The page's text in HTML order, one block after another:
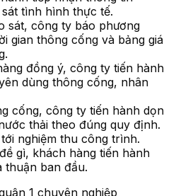
tình hình thực tế.
sát, công ty báo phương
gian thông cống và bảng giá
đồng ý, công ty tiến hành
dùng thông cống, nhân
cống, công ty tiến hành dọn
thải theo đúng quy định.
nghiệm thu công trình.
gì, khách hàng tiến hành
thuận ban đầu.